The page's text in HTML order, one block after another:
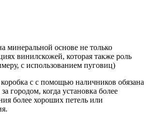
минеральной основе не только
винилскожей, которая также роль
с использованием пуговиц)
с с помощью наличников обязана
городом, когда установка более
более хороших петель или